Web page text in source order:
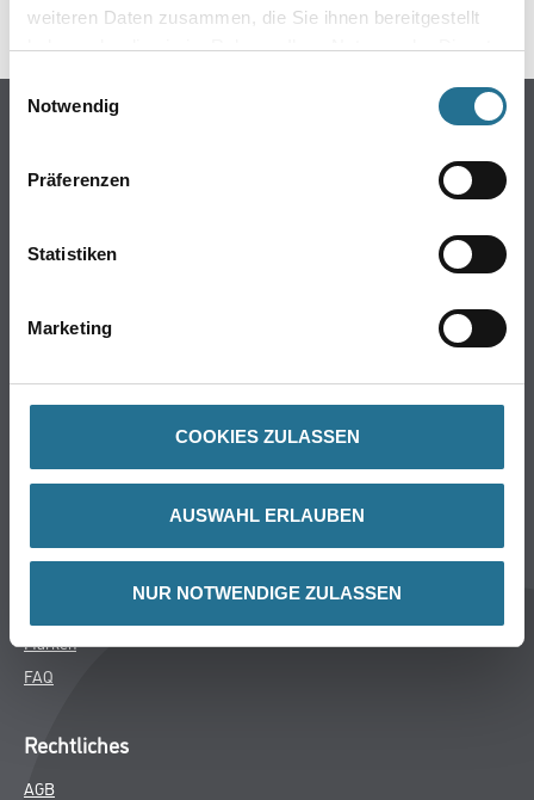
weiteren Daten zusammen, die Sie ihnen bereitgestellt
haben oder die sie im Rahmen Ihrer Nutzung der Dienste
Einwilligungsauswahl
Notwendig
Präferenzen
Statistiken
Marketing
COOKIES ZULASSEN
AUSWAHL ERLAUBEN
NUR NOTWENDIGE ZULASSEN
Online-Shop
Putze- und Spachtelmassen
Wand- & Deckenbeläge
CMS Gruppe
Aktuelles
Marken
FAQ
Rechtliches
AGB